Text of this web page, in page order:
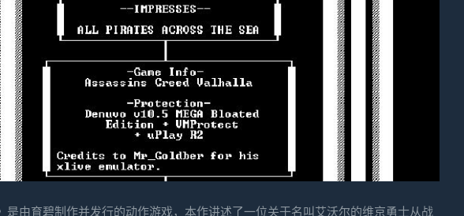
是由育碧制作并发行的动作游戏，本作讲述了一位关于名叫艾沃尔的维京勇士从战